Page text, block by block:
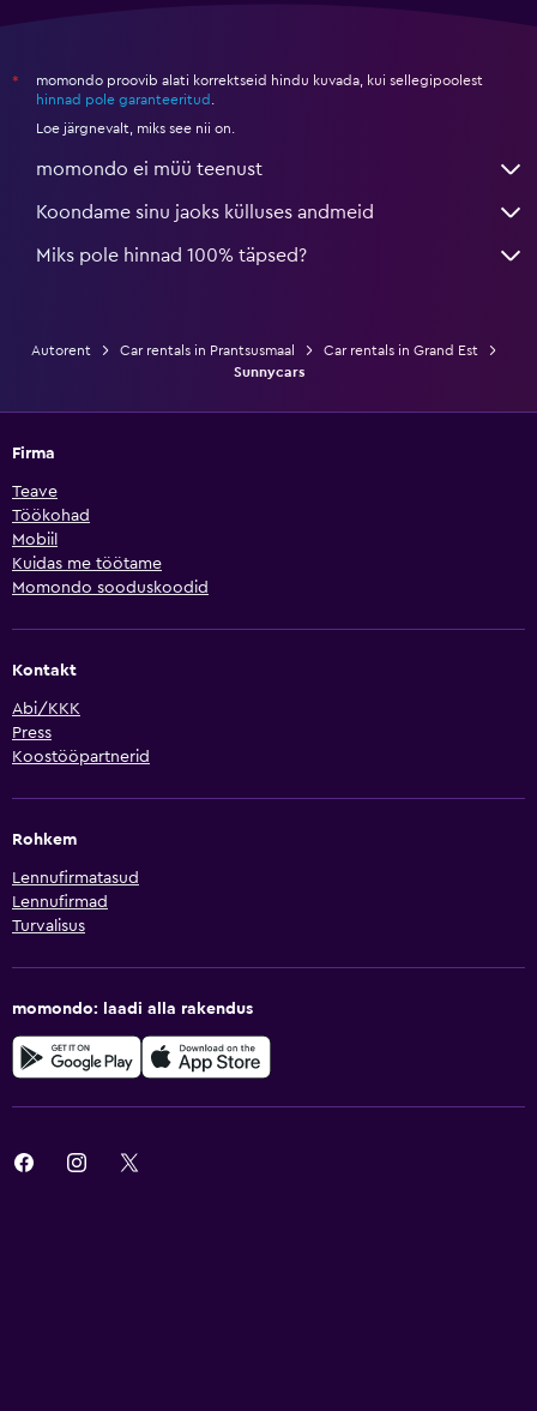
*
momondo proovib alati korrektseid hindu kuvada, kui sellegipoolest
hinnad pole garanteeritud .
Loe järgnevalt, miks see nii on.
momondo ei müü teenust
Koondame sinu jaoks külluses andmeid
Miks pole hinnad 100% täpsed?
Autorent Car rentals in Prantsusmaal
Car rentals in Grand Est
Sunnycars
Firma
Teave
Töökohad
Mobiil
Kuidas me töötame
Momondo sooduskoodid
Kontakt
Abi/KKK
Press
Koostööpartnerid
Rohkem
Lennufirmatasud
Lennufirmad
Turvalisus
momondo: laadi alla rakendus